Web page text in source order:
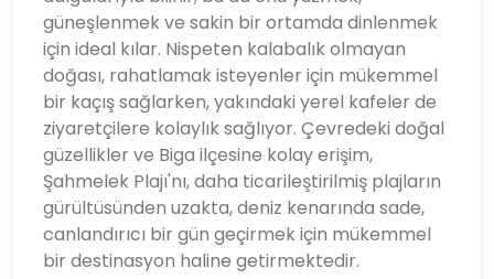
güneşlenmek ve sakin bir ortamda dinlenmek
için ideal kılar. Nispeten kalabalık olmayan
doğası, rahatlamak isteyenler için mükemmel
bir kaçış sağlarken, yakındaki yerel kafeler de
ziyaretçilere kolaylık sağlıyor. Çevredeki doğal
güzellikler ve Biga ilçesine kolay erişim,
Şahmelek Plajı'nı, daha ticarileştirilmiş plajların
gürültüsünden uzakta, deniz kenarında sade,
canlandırıcı bir gün geçirmek için mükemmel
bir destinasyon haline getirmektedir.